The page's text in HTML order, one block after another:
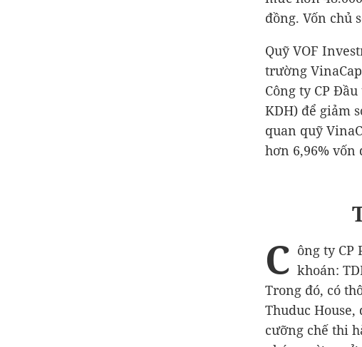
đồng. Vốn chủ
Quỹ VOF
trường
Công ty CP
KDH) để giảm
quan quỹ
hơn 6,96%
C ông ty CP
khoán:
Trong đó, có
Thuduc
cưỡng chế thi